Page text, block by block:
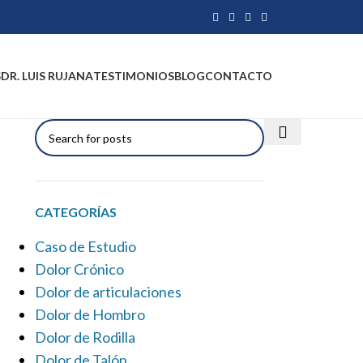
DR. LUIS RUJANATESTIMONIOSBLOGCONTACTO
CATEGORÍAS
Caso de Estudio
Dolor Crónico
Dolor de articulaciones
Dolor de Hombro
Dolor de Rodilla